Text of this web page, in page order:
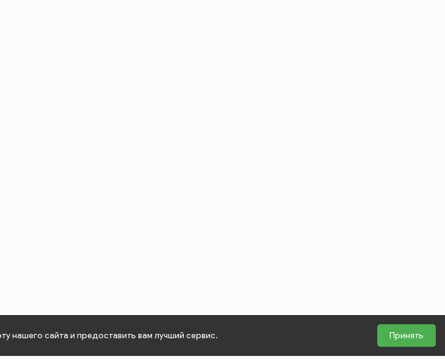
нашего сайта и предоставить вам лучший сервис. Принять